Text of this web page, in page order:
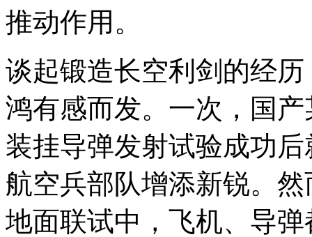
推动作用。
谈起锻造长空利剑的经
鸿有感而发。一次，国
装挂导弹发射试验成功
航空兵部队增添新锐。
地面联试中，飞机、导